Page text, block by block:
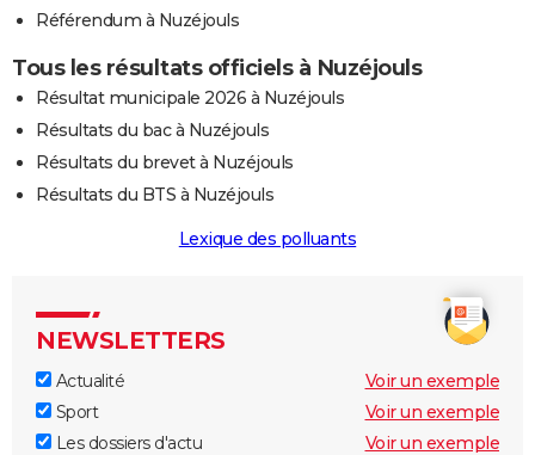
Référendum à Nuzéjouls
Tous les résultats officiels à Nuzéjouls
Résultat municipale 2026 à Nuzéjouls
Résultats du bac à Nuzéjouls
Résultats du brevet à Nuzéjouls
Résultats du BTS à Nuzéjouls
Lexique des polluants
NEWSLETTERS
Actualité
Voir un exemple
Sport
Voir un exemple
Les dossiers d'actu
Voir un exemple